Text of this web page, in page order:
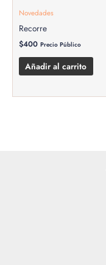
Novedades
Recorre
$400 Precio Público
Añadir al carrito